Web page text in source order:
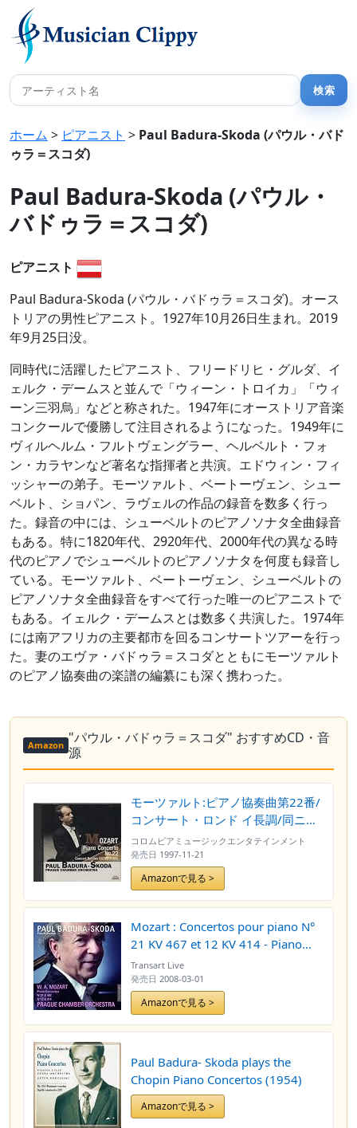
ホーム > ピアニスト > Paul Badura-Skoda (パウル・バド
ゥラ＝スコダ)
Paul Badura-Skoda (パウル・
バドゥラ＝スコダ)
ピアニスト
Paul Badura-Skoda (パウル・バドゥラ＝スコダ)。オース
トリアの男性ピアニスト。1927年10月26日生まれ。2019
年9月25日没。
同時代に活躍したピアニスト、フリードリヒ・グルダ、イ
ェルク・デームスと並んで「ウィーン・トロイカ」「ウィ
ーン三羽烏」などと称された。1947年にオーストリア音楽
コンクールで優勝して注目されるようになった。1949年に
ヴィルヘルム・フルトヴェングラー、ヘルベルト・フォ
ン・カラヤンなど著名な指揮者と共演。エドウィン・フィ
ッシャーの弟子。モーツァルト、ベートーヴェン、シュー
ベルト、ショパン、ラヴェルの作品の録音を数多く行っ
た。録音の中には、シューベルトのピアノソナタ全曲録音
もある。特に1820年代、2920年代、2000年代の異なる時
代のピアノでシューベルトのピアノソナタを何度も録音し
ている。モーツァルト、ベートーヴェン、シューベルトの
ピアノソナタ全曲録音をすべて行った唯一のピアニストで
もある。イェルク・デームスとは数多く共演した。1974年
には南アフリカの主要都市を回るコンサートツアーを行っ
た。妻のエヴァ・バドゥラ＝スコダとともにモーツァルト
のピアノ協奏曲の楽譜の編纂にも深く携わった。
Amazon "パウル・バドゥラ＝スコダ" おすすめCD・音
源
モーツァルト:ピアノ協奏曲第22番/
コンサート・ロンド イ長調/同ニ長
調
コロムビアミュージックエンタテインメント
発売日 1997-11-21
Amazonで見る >
Mozart : Concertos pour piano N°
21 KV 467 et 12 KV 414 - Piano
concertos No. 21 K. 467 and 12 K.
414
Transart Live
発売日 2008-03-01
Amazonで見る >
Paul Badura- Skoda plays the
Chopin Piano Concertos (1954)
Amazonで見る >